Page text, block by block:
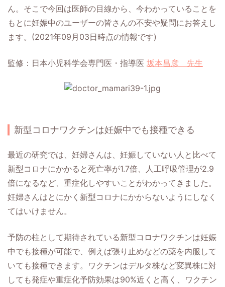
ん。そこで今回は医師の目線から、今わかっていることを
もとに妊娠中のユーザーの皆さんの不安や疑問にお答えし
ます。(2021年09月03日時点の情報です)
監修：日本小児科学会専門医・指導医 坂本昌彦 先生
新型コロナワクチンは妊娠中でも接種できる
最近の研究では、妊婦さんは、妊娠していない人と比べて
新型コロナにかかると死亡率が1.7倍、人工呼吸管理が2.9
倍になるなど、重症化しやすいことがわかってきました。
妊婦さんはとにかく新型コロナにかからないようにしなく
てはいけません。
予防の柱として期待されている新型コロナワクチンは妊娠
中でも接種が可能で、例えば張り止めなどの薬を内服して
いても接種できます。ワクチンはデルタ株など変異株に対
しても発症や重症化予防効果は90%近くと高く、ワクチン